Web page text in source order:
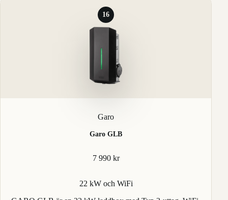
16
Garo
Garo GLB
7 990 kr
22 kW och WiFi